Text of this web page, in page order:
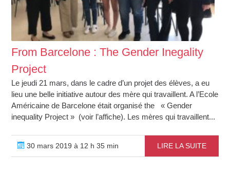
From Barcelone : The Gender Inegality
Project
Le jeudi 21 mars, dans le cadre d’un projet des élèves, a eu
lieu une belle initiative autour des mère qui travaillent. A l’Ecole
Américaine de Barcelone était organisé the « Gender
inequality Project » (voir l’affiche). Les mères qui travaillent...
30 mars 2019 à 12 h 35 min LIRE LA SUITE